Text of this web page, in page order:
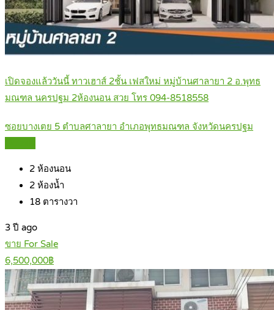
เปิดจองแล้ววันนี้ ทาวเฮาส์ 2ชั้น เฟสใหม่ หมู่บ้านศาลายา 2 อ.พุทธ
มณฑล นครปฐม 2ห้องนอน สวย โทร 094-8518558
ซอยบางเตย 5 ตำบลศาลายา อำเภอพุทธมณฑล จังหวัดนครปฐม
2 ห้องนอน
2 ห้องน้ำ
18 ตารางวา
3 ปี ago
ขาย For Sale
6,500,000฿